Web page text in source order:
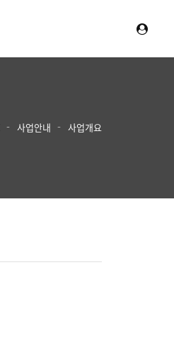
사업안내 사업개요